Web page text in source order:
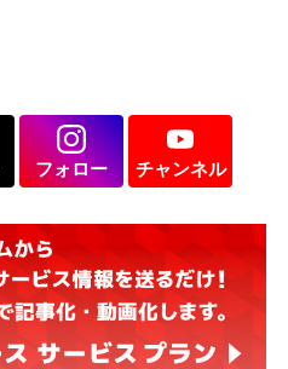
フォロー チャンネル